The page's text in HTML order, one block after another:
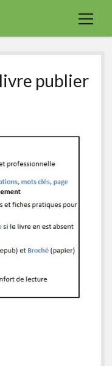
open
publier